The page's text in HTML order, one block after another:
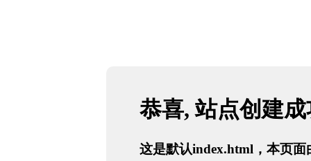
恭喜, 站点创建
这是默认index.html，本页面